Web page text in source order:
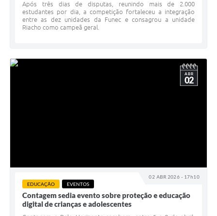
Após três dias de disputas, reunindo mais de 2.000
estudantes por dia, a competição fortaleceu a integração
entre as dez unidades da Funec e consagrou a unidade
Riacho como campeã geral.
02 ABR 2026 - 17h10
ABR
02
EDUCAÇÃO EVENTOS
Contagem sedia evento sobre proteção e educação
digital de crianças e adolescentes